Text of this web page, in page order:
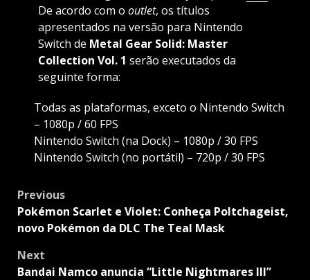
De acordo com o outlet, os títulos
apresentados na versão para Nintendo
Switch de Metal Gear Solid: Master
Collection Vol. 1 serão executados da
seguinte forma:
Todas as plataformas, exceto o Nintendo Switch
– 1080p / 60 FPS
Nintendo Switch (na Dock) – 1080p / 30 FPS
Nintendo Switch (no portátil) – 720p / 30 FPS
Post
navigation
Previous
Pokémon Scarlet e Violet: Conheça Poltchageist,
novo Pokémon da DLC The Teal Mask
Next
Bandai Namco anuncia “Little Nightmares III”